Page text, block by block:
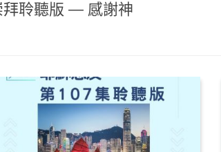
拜聆聽版 — 感謝神